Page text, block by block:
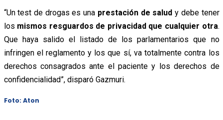
“Un test de drogas es una prestación de saludy debe tener
los mismos resguardos de privacidad que cualquier otra.
Que haya salido el listado de los parlamentarios que no
infringen el reglamento y los que sí, va totalmente contra los
derechos consagrados ante el paciente y los derechos de
confidencialidad”, disparó Gazmuri.
Foto: Aton